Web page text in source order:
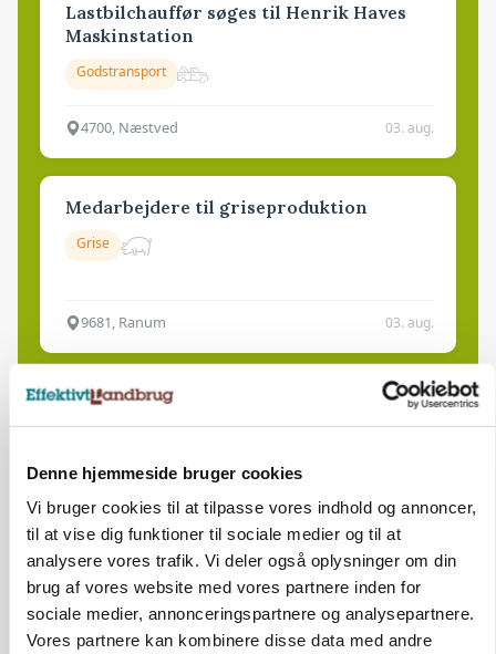
Denne hjemmeside bruger cookies
Vi bruger cookies til at tilpasse vores indhold og annoncer,
til at vise dig funktioner til sociale medier og til at
analysere vores trafik. Vi deler også oplysninger om din
brug af vores website med vores partnere inden for
sociale medier, annonceringspartnere og analysepartnere.
Vores partnere kan kombinere disse data med andre
Lastbilchauffør søges til Henrik Haves
Maskinstation
Godstransport
4700, Næstved 03. aug.
Medarbejdere til griseproduktion
Grise
9681, Ranum 03. aug.
Kalvepasser til ejendom i udvikling søges
6392, Bolderslev 03. aug.
Leder til klimastald
Klimastald